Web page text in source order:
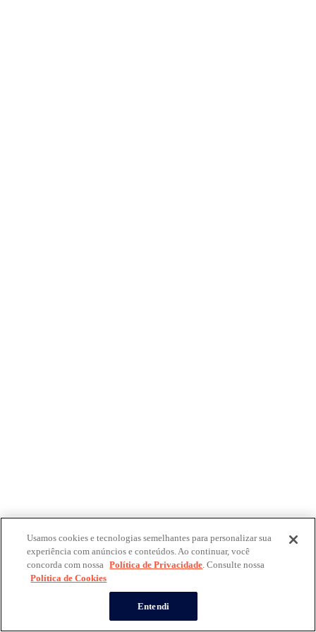
Usamos cookies e tecnologias semelhantes para personalizar sua
experiência com anúncios e conteúdos. Ao continuar, você
concorda com nossa Política de Privacidade. Consulte nossa
Política de Cookies
Entendi